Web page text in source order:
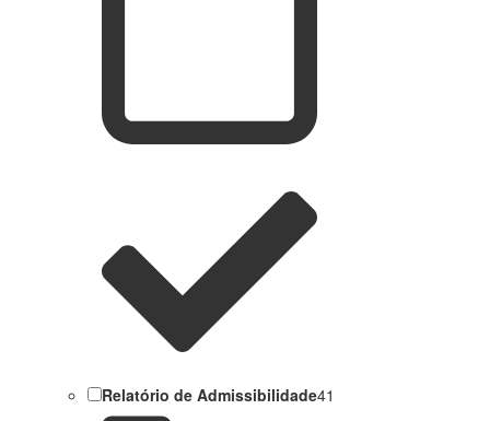
Relatório de Admissibilidade41